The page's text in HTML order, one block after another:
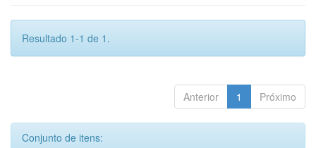
Resultado 1-1 de 1.
Anterior 1 Próximo
Conjunto de itens: